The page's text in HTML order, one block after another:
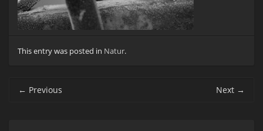
This entry was posted in Natur.
Post navigation
← Previous Next →